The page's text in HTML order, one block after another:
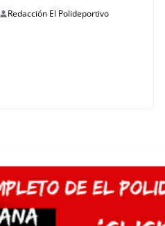
Redacción El Polideportivo